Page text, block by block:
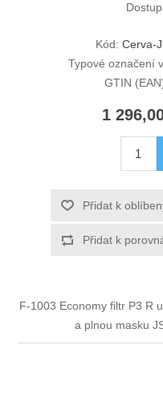
Kód: Cerva-
Typové označení
GTIN
1
Přidat k
Přidat k
F-1003 Economy filtr P3 R
a plnou masku